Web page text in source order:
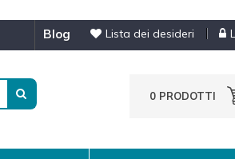
Lista dei desideri
blog
0 PRODOTTI